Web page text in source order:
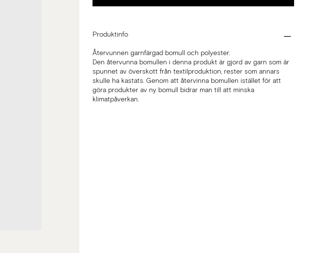
Produktinfo
Återvunnen garnfärgad bomull och polyester.
Den återvunna bomullen i denna produkt är gjord av garn som är
spunnet av överskott från textilproduktion, rester som annars
skulle ha kastats. Genom att återvinna bomullen istället för att
göra produkter av ny bomull bidrar man till att minska
klimatpåverkan.